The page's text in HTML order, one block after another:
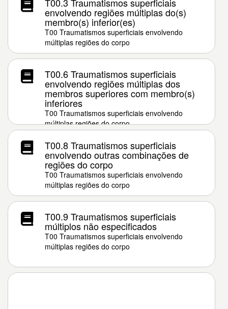
envolvendo regiões múltiplas do(s)
membro(s) inferior(es)
T00 Traumatismos superficiais envolvendo
múltiplas regiões do corpo
T00.6 Traumatismos superficiais
envolvendo regiões múltiplas dos
membros superiores com membro(s)
inferiores
T00 Traumatismos superficiais envolvendo
múltiplas regiões do corpo
T00.8 Traumatismos superficiais
envolvendo outras combinações de
regiões do corpo
T00 Traumatismos superficiais envolvendo
múltiplas regiões do corpo
T00.9 Traumatismos superficiais
múltiplos não especificados
T00 Traumatismos superficiais envolvendo
múltiplas regiões do corpo